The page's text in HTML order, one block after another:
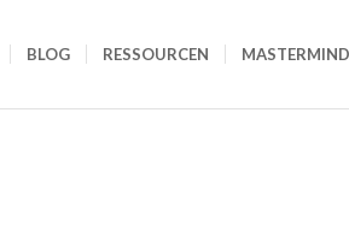
BLOG RESSOURCEN